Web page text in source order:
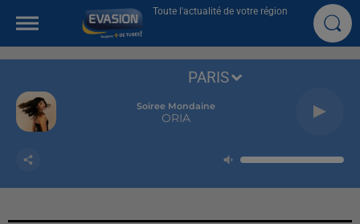
Toute l'actualité de votre région
Soiree Mondaine
ORIA
PARIS